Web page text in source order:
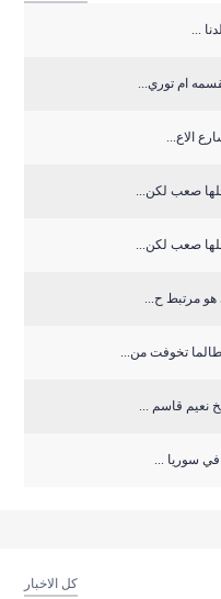
...
ام توري...
الاع...
صعب لكن...
صعب لكن...
هو مرتبط ح...
تخوفت من...
نعيم قاسم ...
في سوريا ...
كل الاخبار